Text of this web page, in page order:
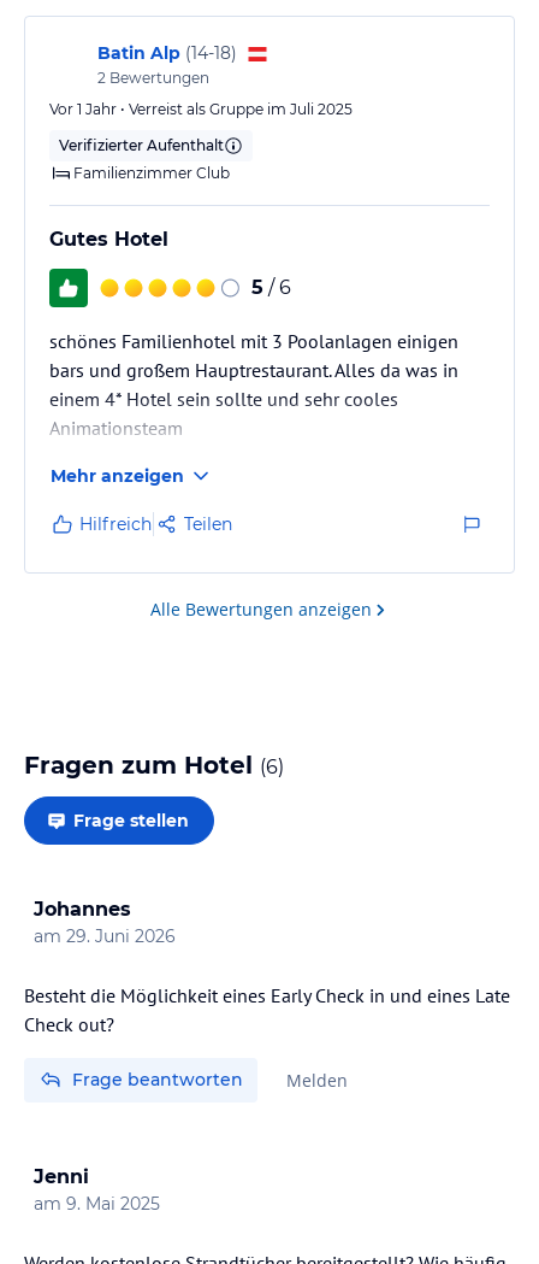
Batin Alp (14-18)
2 Bewertungen
Vor 1 Jahr • Verreist als Gruppe im Juli 2025
Verifizierter Aufenthalt
Familienzimmer Club
Gutes Hotel
5 / 6
schönes Familienhotel mit 3 Poolanlagen einigen
bars und großem Hauptrestaurant. Alles da was in
einem 4* Hotel sein sollte und sehr cooles
Animationsteam
Mehr anzeigen
Hilfreich Teilen
Alle Bewertungen anzeigen
Fragen zum Hotel (6)
Frage stellen
Johannes
am 29. Juni 2026
Besteht die Möglichkeit eines Early Check in und eines Late
Check out?
Frage beantworten Melden
Jenni
am 9. Mai 2025